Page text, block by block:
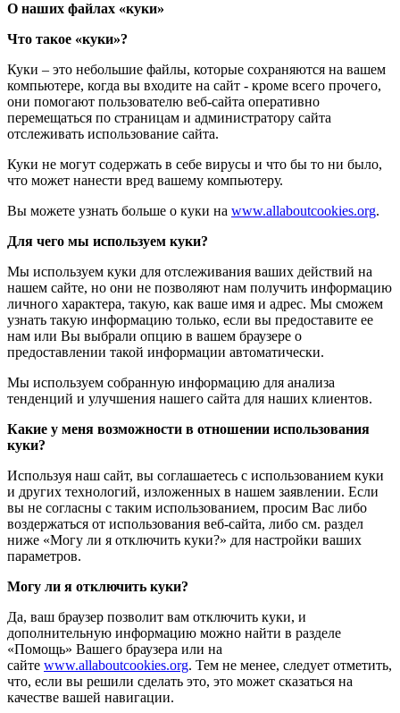
О наших файлах «куки»
Что такое «куки»?
Куки – это небольшие файлы, которые сохраняются на вашем
компьютере, когда вы входите на сайт - кроме всего прочего,
они помогают пользователю веб-сайта оперативно
перемещаться по страницам и администратору сайта
отслеживать использование сайта.
Куки не могут содержать в себе вирусы и что бы то ни было,
что может нанести вред вашему компьютеру.
Вы можете узнать больше о куки на www.allaboutcookies.org.
Для чего мы используем куки?
Мы используем куки для отслеживания ваших действий на
нашем сайте, но они не позволяют нам получить информацию
личного характера, такую, как ваше имя и адрес. Мы сможем
узнать такую информацию только, если вы предоставите ее
нам или Вы выбрали опцию в вашем браузере о
предоставлении такой информации автоматически.
Мы используем собранную информацию для анализа
тенденций и улучшения нашего сайта для наших клиентов.
Какие у меня возможности в отношении использования
куки?
Используя наш сайт, вы соглашаетесь с использованием куки
и других технологий, изложенных в нашем заявлении. Если
вы не согласны с таким использованием, просим Вас либо
воздержаться от использования веб-сайта, либо см. раздел
ниже «Могу ли я отключить куки?» для настройки ваших
параметров.
Могу ли я отключить куки?
Да, ваш браузер позволит вам отключить куки, и
дополнительную информацию можно найти в разделе
«Помощь» Вашего браузера или на
сайте www.allaboutcookies.org. Тем не менее, следует отметить,
что, если вы решили сделать это, это может сказаться на
качестве вашей навигации.